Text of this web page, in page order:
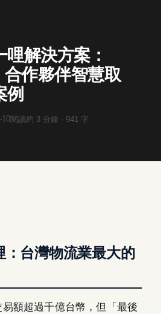
解決方案：
合作夥伴智慧取
例
10閱讀約 3 分鐘 · 941 字
：台灣物流業最大的
額超過千億台幣，但「最後